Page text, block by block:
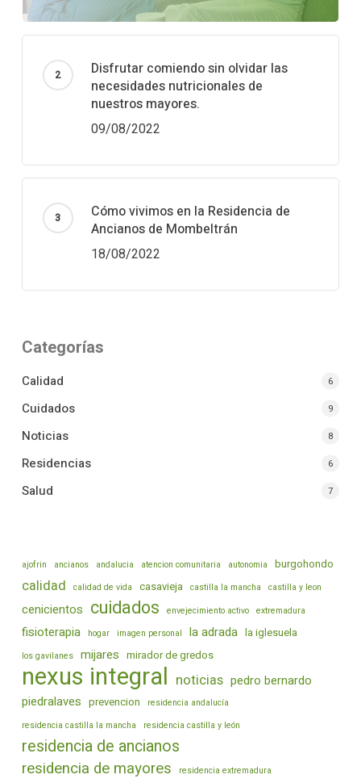
Disfrutar comiendo sin olvidar las
necesidades nutricionales de
nuestros mayores.
09/08/2022
Cómo vivimos en la Residencia de
Ancianos de Mombeltrán
18/08/2022
Categorías
Calidad 6
Cuidados 9
Noticias 8
Residencias 6
Salud 7
ajofrin ancianos andalucia atencion comunitaria autonomia burgohondo
calidad calidad de vida casavieja castilla la mancha castilla y leon
cenicientos cuidados envejecimiento activo extremadura
fisioterapia hogar imagen personal la adrada la iglesuela
los gavilanes mijares mirador de gredos
nexus integral noticias pedro bernardo
piedralaves prevencion
residencia andalucía
residencia castilla la mancha
residencia castilla y león
residencia de ancianos
residencia de mayores
residencia extremadura